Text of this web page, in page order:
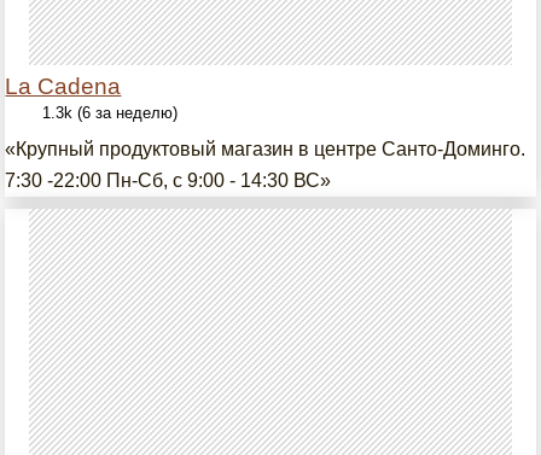
La Cadena
1.3k (6 за неделю)
«Крупный продуктовый магазин в центре Санто-Доминго.
7:30 -22:00 Пн-Сб, с 9:00 - 14:30 ВС»